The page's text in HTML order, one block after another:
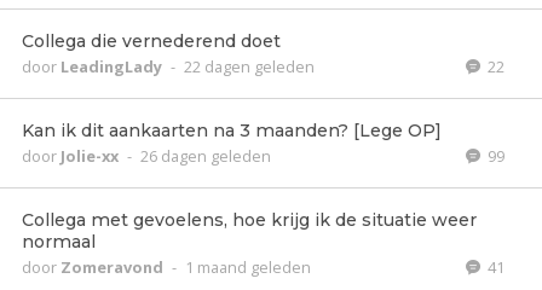
Collega die vernederend doet
door LeadingLady - 22 dagen geleden 22
Kan ik dit aankaarten na 3 maanden? [Lege OP]
door Jolie-xx - 26 dagen geleden 99
Collega met gevoelens, hoe krijg ik de situatie weer
normaal
door Zomeravond - 1 maand geleden 41